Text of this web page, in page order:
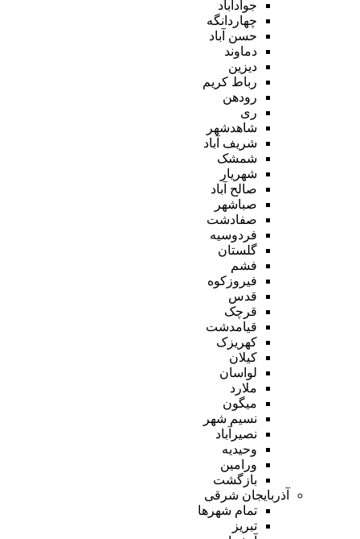
جوادآباد
چهاردانگه
حسن آباد
دماوند
دیزین
رباط کریم
رودهن
ری
شاهدشهر
شریف آباد
شمشک
شهریار
صالح آباد
صباشهر
صفادشت
فردوسیه
گلستان
فشم
فیروزکوه
قدس
قرچک
قیامدشت
کهریزک
کیلان
لواسان
ملارد
میگون
نسیم شهر
نصیرآباد
وحیدیه
ورامین
بازگشت
آذربایجان شرقی
تمام شهر‌ها
تبریز